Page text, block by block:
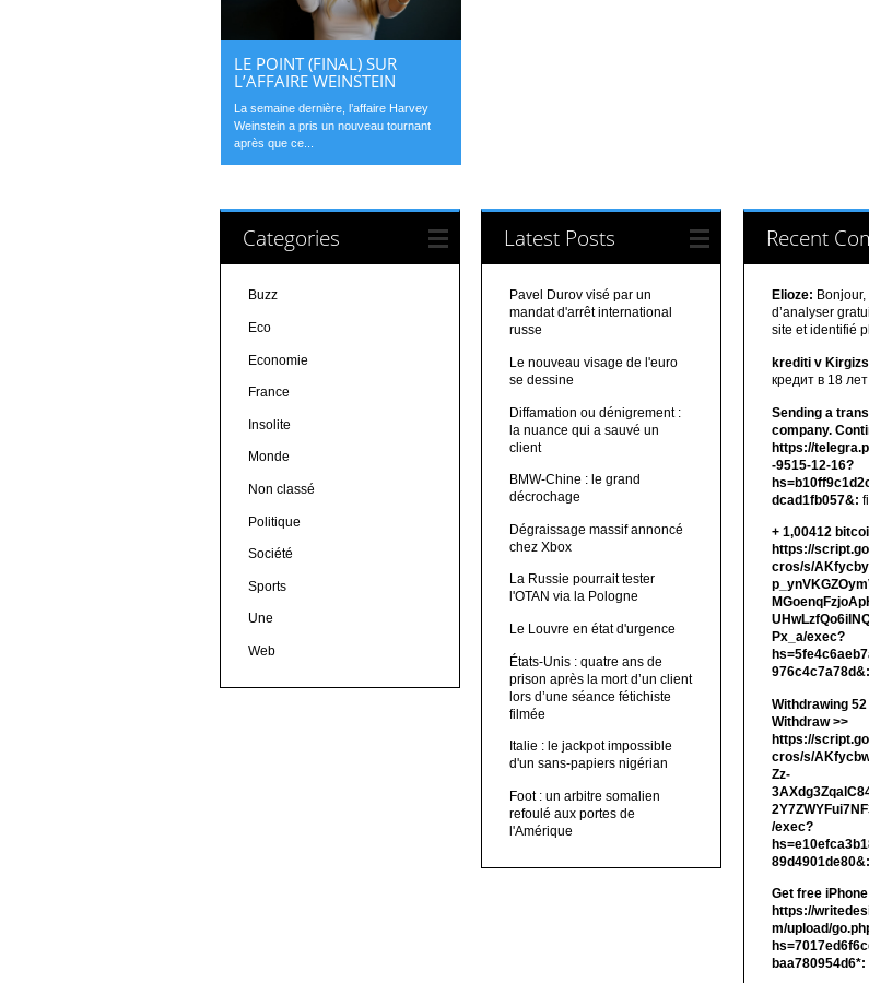
LE POINT (FINAL) SUR
L’AFFAIRE WEINSTEIN
La semaine dernière, l’affaire Harvey
Weinstein a pris un nouveau tournant
après que ce...
Categories
Buzz
Eco
Economie
France
Insolite
Monde
Non classé
Politique
Société
Sports
Une
Web
Latest Posts
Pavel Durov visé par un
mandat d'arrêt international
russe
Le nouveau visage de l'euro
se dessine
Diffamation ou dénigrement :
la nuance qui a sauvé un
client
BMW-Chine : le grand
décrochage
Dégraissage massif annoncé
chez Xbox
La Russie pourrait tester
l'OTAN via la Pologne
Le Louvre en état d'urgence
États-Unis : quatre ans de
prison après la mort d’un client
lors d’une séance fétichiste
filmée
Italie : le jackpot impossible
d'un sans-papiers nigérian
Foot : un arbitre somalien
refoulé aux portes de
l'Amérique
Recent
Elioze:
d’analyser
site et identifié
krediti v
кредит в 18
Sending a
company.
https://
-9515-12-16?
dcad1fb057&:
+ 1,00412
https://
cros/s/
Px_a/exec?
976c4c7a78d&:
Withdrawing 52
Withdrаw >>
https://
cros/s/
Zz-
/exec?
89d4901de80&:
Get free
https://
m/upload/
baa780954d6*: